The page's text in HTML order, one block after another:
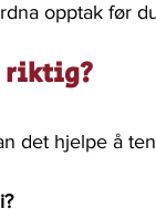
opptak før
riktig?
det hjelpe å